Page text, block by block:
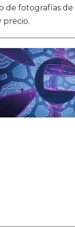
de fotografías de
precio.